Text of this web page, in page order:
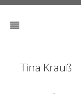
Tina Krauß